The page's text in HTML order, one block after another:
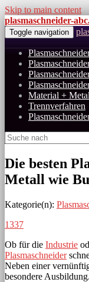
Skip to main content
plasmaschneider-
Toggle navigation
Material +
Trennverfahren
Die besten
Metall wie
Kategorie(n):
1337
Ob für die Industrie
Plasmaschneider
Neben einer
besondere